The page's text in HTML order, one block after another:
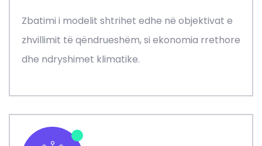
Zbatimi i modelit shtrihet edhe në objektivat e
zhvillimit të qëndrueshëm, si ekonomia rrethore
dhe ndryshimet klimatike.